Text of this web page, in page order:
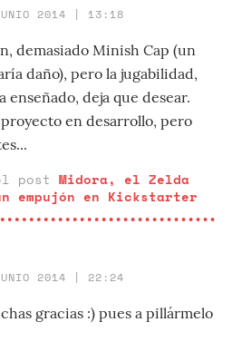
2014 | 13:18
demasiado Minish Cap (un
daño), pero la jugabilidad,
enseñado, deja que desear.
en desarrollo, pero
post Midora, el Zelda
empujón en Kickstarter
2014 | 22:24
gracias :) pues a pillármelo